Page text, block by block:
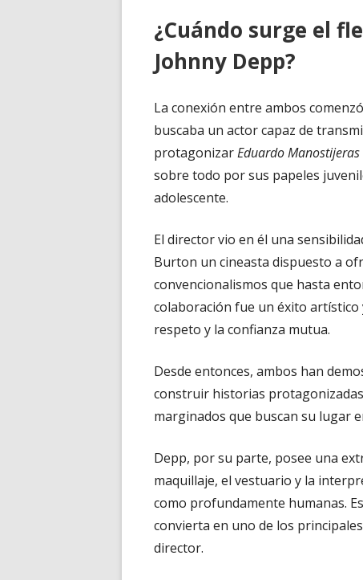
¿Cuándo surge el
Johnny Depp?
La conexión entre ambos
buscaba un actor capaz de
protagonizarEduardo Manostijeras
sobre todo por sus papeles
adolescente.
El director vio en él una
Burton un cineasta dispuesto a
convencionalismos que hasta
colaboración fue un éxito artístico
respeto y la confianza mutua.
Desde entonces, ambos han
construir historias
marginados que buscan su lugar
Depp, por su parte, posee una
maquillaje, el vestuario y la
como profundamente humanas.
convierta en uno de los
director.